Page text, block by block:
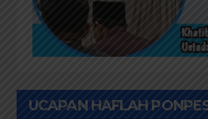
UCAPAN HAFLAH